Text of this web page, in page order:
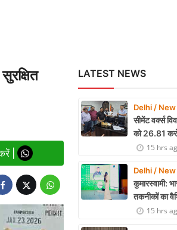
|
LATEST NEWS
Delhi / New
सीमेंट वर्क्स
को 26.81
समझौते पर
15 hrs
Delhi / New
कुमारस्वामी:
तकनीकों का
15 hrs